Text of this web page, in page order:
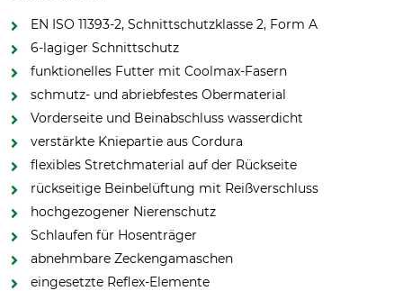
EN ISO 11393-2, Schnittschutzklasse 2, Form A
6-lagiger Schnittschutz
funktionelles Futter mit Coolmax-Fasern
schmutz- und abriebfestes Obermaterial
Vorderseite und Beinabschluss wasserdicht
verstärkte Kniepartie aus Cordura
flexibles Stretchmaterial auf der Rückseite
rückseitige Beinbelüftung mit Reißverschluss
hochgezogener Nierenschutz
Schlaufen für Hosenträger
abnehmbare Zeckengamaschen
eingesetzte Reflex-Elemente